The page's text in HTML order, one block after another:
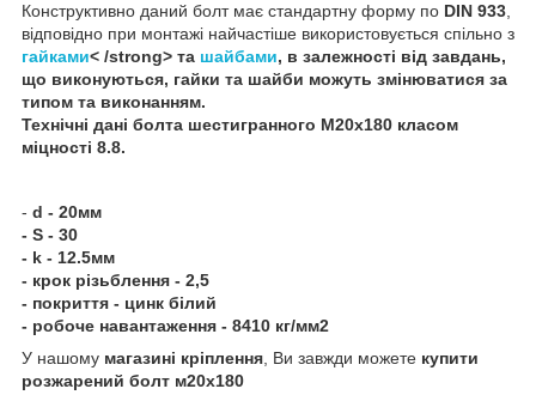
Конструктивно даний болт має стандартну форму по DIN 933,
відповідно при монтажі найчастіше використовується спільно з
гайками< /strong> та шайбами, в залежності від завдань,
що виконуються, гайки та шайби можуть змінюватися за
типом та виконанням.
Технічні дані болта шестигранного М20х180 класом
міцності 8.8.
- d - 20мм
- S - 30
- k - 12.5мм
- крок різьблення - 2,5
- покриття - цинк білий
- робоче навантаження - 8410 кг/мм2
У нашому магазині кріплення, Ви завжди можете купити
розжарений болт м20х180